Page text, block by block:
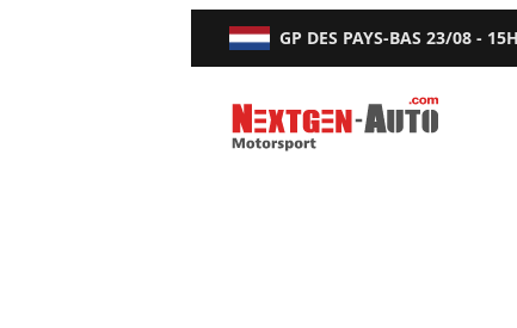
GP DES PAYS-BAS 23/08 -
Nextgen-Auto.com